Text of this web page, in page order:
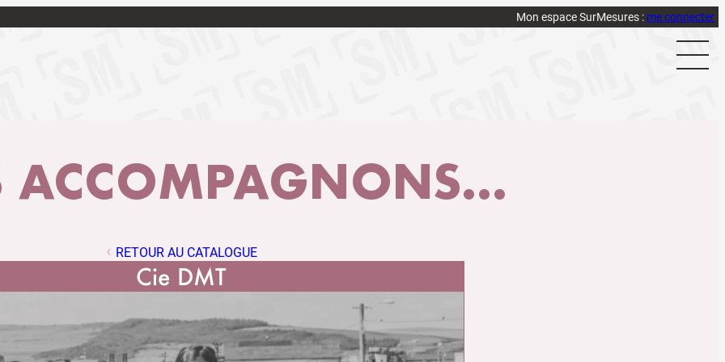
Mon espace SurMesures : me connecter
ACCOMPAGNONS...
RETOUR AU CATALOGUE
Cie DMT